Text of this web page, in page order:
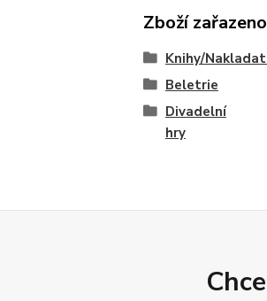
Zboží
Knihy/
Beletrie
Divadelní
hry